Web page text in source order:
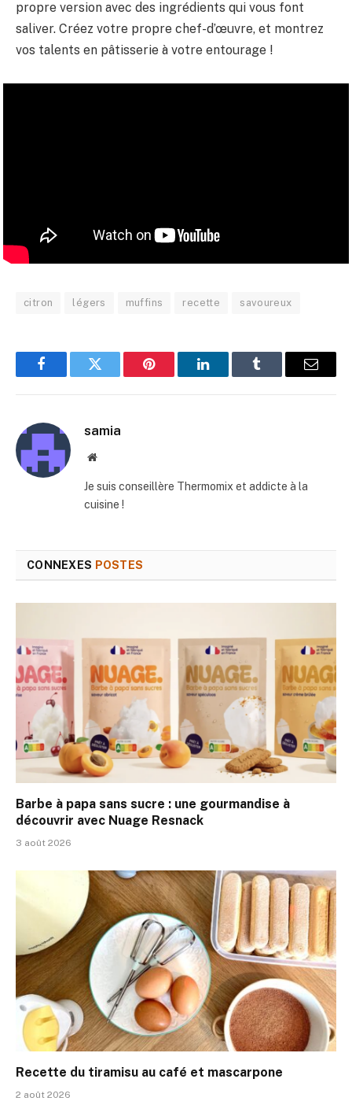
propre version avec des ingrédients qui vous font
saliver. Créez votre propre chef-d’œuvre, et montrez
vos talents en pâtisserie à votre entourage !
citron légers muffins recette savoureux
FacebookTwitter Pinterest LinkedInTumblr
E-
samia
Site
Je suis conseillère Thermomix et addicte à la
cuisine !
CONNEXES POSTES
Barbe à papa sans sucre : une gourmandise à
découvrir avec Nuage Resnack
3 août 2026
Recette du tiramisu au café et mascarpone
2 août 2026